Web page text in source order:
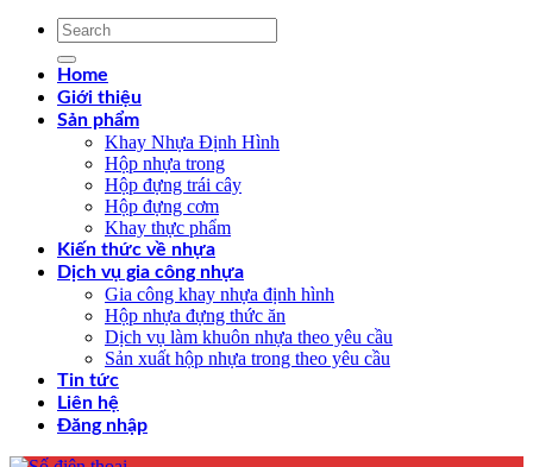
Tìm
kiếm:
Home
Giới thiệu
Sản phẩm
Khay Nhựa Định Hình
Hộp nhựa trong
Hộp đựng trái cây
Hộp đựng cơm
Khay thực phẩm
Kiến thức về nhựa
Dịch vụ gia công nhựa
Gia công khay nhựa định hình
Hộp nhựa đựng thức ăn
Dịch vụ làm khuôn nhựa theo yêu cầu
Sản xuất hộp nhựa trong theo yêu cầu
Tin tức
Liên hệ
Đăng nhập